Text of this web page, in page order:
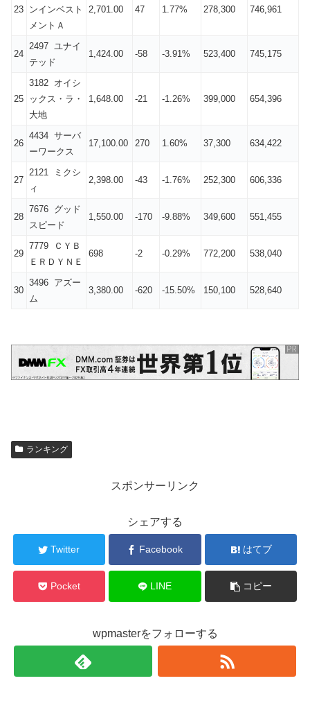
23 ンインベスト
メントＡ
2,701.00 47 1.77% 278,300 746,961
24
2497 ユナイ
テッド
1,424.00 -58 -3.91% 523,400 745,175
25
3182 オイシ
ックス・ラ・
大地
1,648.00 -21 -1.26% 399,000 654,396
26
4434 サーバ
ーワークス
17,100.00 270 1.60% 37,300 634,422
27
2121 ミクシ
ィ
2,398.00 -43 -1.76% 252,300 606,336
28
7676 グッド
スピード
1,550.00 -170 -9.88% 349,600 551,455
29
7779 ＣＹＢ
ＥＲＤＹＮＥ
698 -2 -0.29% 772,200 538,040
30
3496 アズー
ム
3,380.00 -620 -15.50% 150,100 528,640
ランキング
スポンサーリンク
シェアする
Twitter Facebook はてブ
Pocket LINE コピー
wpmasterをフォローする